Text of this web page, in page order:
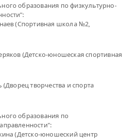
образования по физкультурно-
(Спортивная школа №2,
(Детско-юношеская спортивная
(Дворец творчества и спорта
образования по
(Детско-юношеский центр